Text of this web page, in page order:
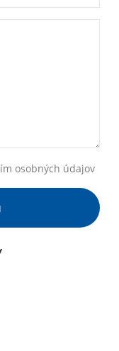
osobných údajov